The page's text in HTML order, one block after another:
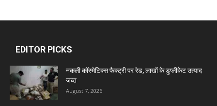
Dava India
Invision Pharma Limited
EDITOR PICKS
नकली कॉस्मेटिक्स फैक्ट्री पर रेड, लाखों के डुप्लीकेट उत्पाद
जब्त
August 7, 2026